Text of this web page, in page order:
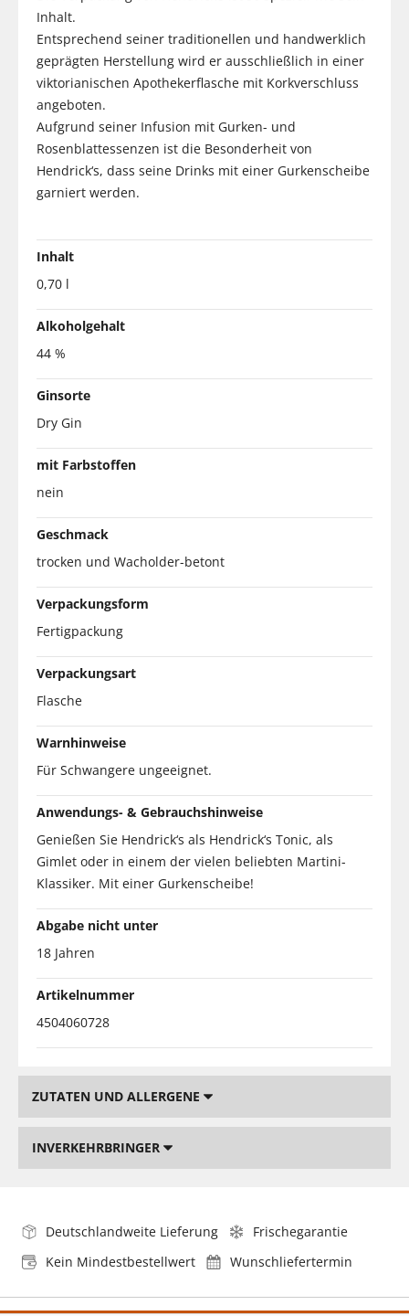
Inhalt.
Entsprechend seiner traditionellen und handwerklich
geprägten Herstellung wird er ausschließlich in einer
viktorianischen Apothekerflasche mit Korkverschluss
angeboten.
Aufgrund seiner Infusion mit Gurken- und
Rosenblattessenzen ist die Besonderheit von
Hendrick‘s, dass seine Drinks mit einer Gurkenscheibe
garniert werden.
Inhalt
0,70 l
Alkoholgehalt
44 %
Ginsorte
Dry Gin
mit Farbstoffen
nein
Geschmack
trocken und Wacholder-betont
Verpackungsform
Fertigpackung
Verpackungsart
Flasche
Warnhinweise
Für Schwangere ungeeignet.
Anwendungs- & Gebrauchshinweise
Genießen Sie Hendrick‘s als Hendrick‘s Tonic, als
Gimlet oder in einem der vielen beliebten Martini-
Klassiker. Mit einer Gurkenscheibe!
Abgabe nicht unter
18 Jahren
Artikelnummer
4504060728
ZUTATEN UND ALLERGENE
INVERKEHRBRINGER
Deutschlandweite Lieferung
Frischegarantie
Kein Mindestbestellwert
Wunschliefertermin